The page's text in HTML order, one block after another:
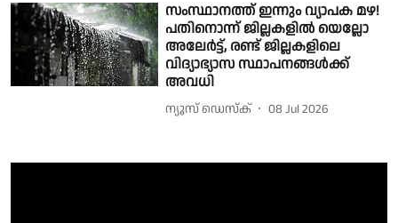
സംസ്ഥാനത്ത് ഇന്നും വ്യാപക മഴ!
പതിനൊന്ന് ജില്ലകളിൽ യെല്ലോ
അലേർട്ട്, രണ്ട് ജില്ലകളിലെ
വിദ്യാഭ്യാസ സ്ഥാപനങ്ങൾക്ക്
അവധി
ന്യൂസ് ഡെസ്ക് 08 Jul 2026